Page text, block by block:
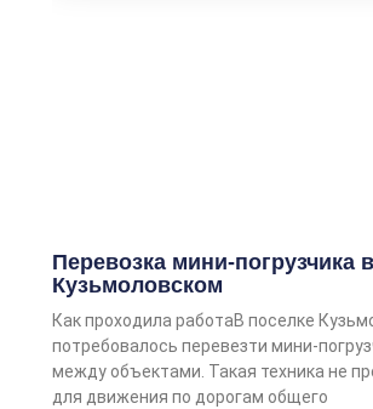
Перевозка мини-погрузчика в
Кузьмоловском
Как проходила работаВ поселке
потребовалось перевезти мини-
между объектами. Такая техника не
для движения по дорогам общего